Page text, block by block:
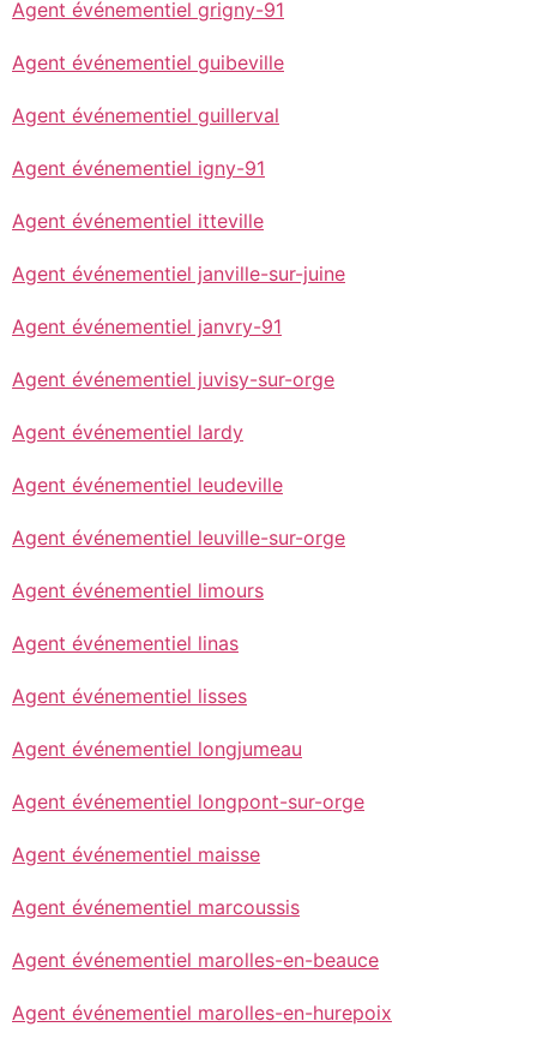
Agent événementiel grigny-91
Agent événementiel guibeville
Agent événementiel guillerval
Agent événementiel igny-91
Agent événementiel itteville
Agent événementiel janville-sur-juine
Agent événementiel janvry-91
Agent événementiel juvisy-sur-orge
Agent événementiel lardy
Agent événementiel leudeville
Agent événementiel leuville-sur-orge
Agent événementiel limours
Agent événementiel linas
Agent événementiel lisses
Agent événementiel longjumeau
Agent événementiel longpont-sur-orge
Agent événementiel maisse
Agent événementiel marcoussis
Agent événementiel marolles-en-beauce
Agent événementiel marolles-en-hurepoix